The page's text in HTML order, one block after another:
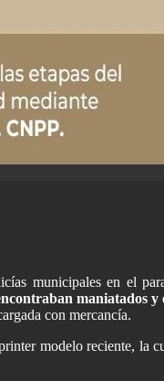
municipales en el
maniatados y
con mercancía.
modelo reciente, la